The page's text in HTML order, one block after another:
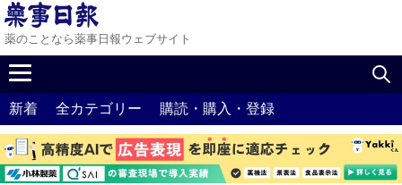
薬のことなら薬事日報ウェブサイト
新着 全カテゴリー 購読・購入・登録